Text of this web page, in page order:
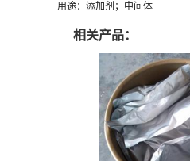
用途：添加剂；中间体
相关产品：